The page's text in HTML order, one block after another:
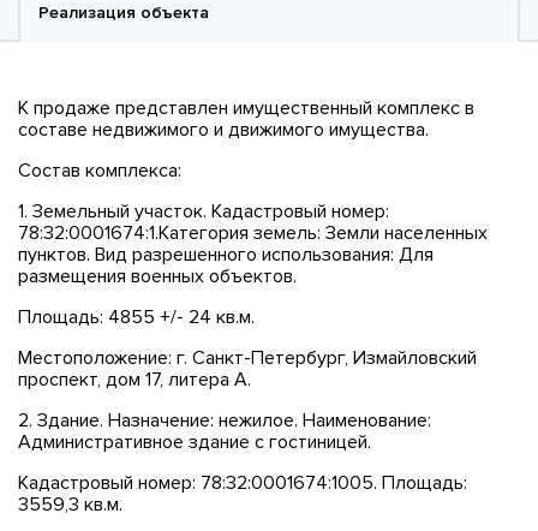
Реализация объекта
К продаже представлен имущественный комплекс в
составе недвижимого и движимого имущества.
Состав комплекса:
1. Земельный участок. Кадастровый номер:
78:32:0001674:1.Категория земель: Земли населенных
пунктов. Вид разрешенного использования: Для
размещения военных объектов.
Площадь: 4855 +/- 24 кв.м.
Местоположение: г. Санкт-Петербург, Измайловский
проспект, дом 17, литера А.
2. Здание. Назначение: нежилое. Наименование:
Административное здание с гостиницей.
Кадастровый номер: 78:32:0001674:1005. Площадь:
3559,3 кв.м.